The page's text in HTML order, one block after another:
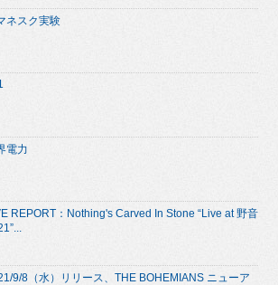
ネスク実験
電力
REPORT：Nothing's Carved In Stone “Live at 野音
9/8（水）リリース、THE BOHEMIANS ニューア